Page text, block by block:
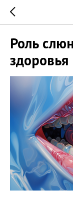
Роль
здоровья